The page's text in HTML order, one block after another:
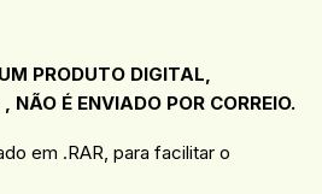
PRODUTO DIGITAL,
NÃO É ENVIADO POR CORREIO.
em .RAR, para facilitar o